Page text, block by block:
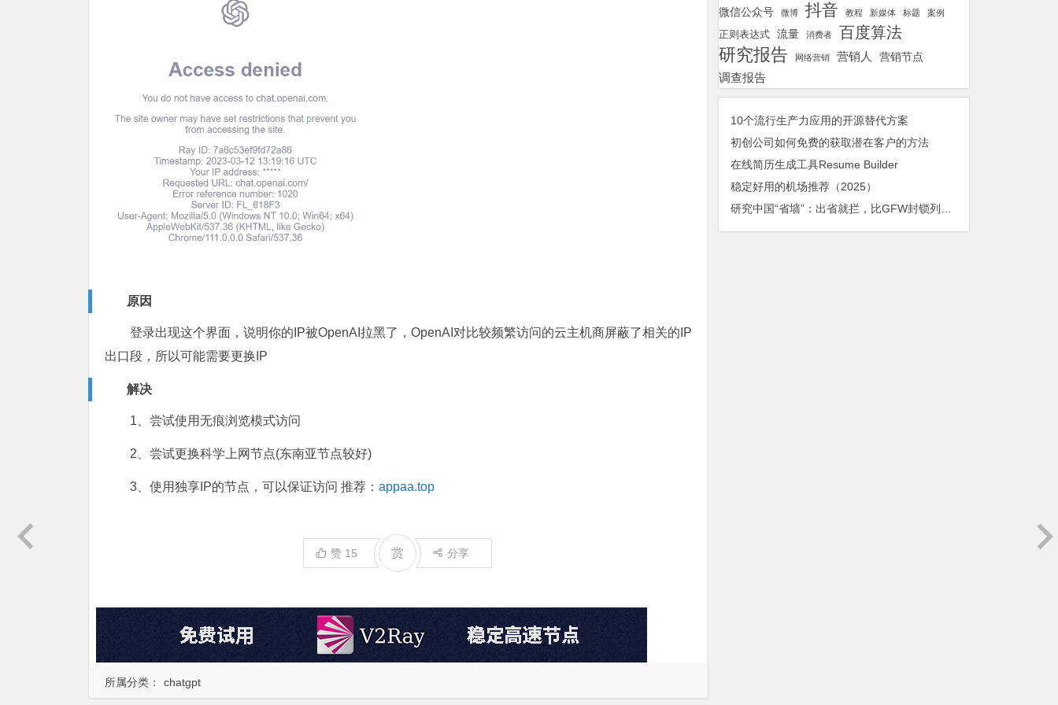
所属分类： chatgpt
原因
登录出现这个界面，说明你的IP被OpenAI拉黑了，OpenAI对比较频繁访问的云主机商屏蔽了相关的IP
出口段，所以可能需要更换IP
解决
1、尝试使用无痕浏览模式访问
2、尝试更换科学上网节点(东南亚节点较好)
3、使用独享IP的节点，可以保证访问 推荐： appaa.top
赞 15 赏 分享
微信公众号 微博 抖音 教程 新媒体 标题 案例
正则表达式 流量 消费者 百度算法
研究报告 网络营销 营销人 营销节点
调查报告
10个流行生产力应用的开源替代方案
初创公司如何免费的获取潜在客户的方法
在线简历生成工具Resume Builder
稳定好用的机场推荐（2025）